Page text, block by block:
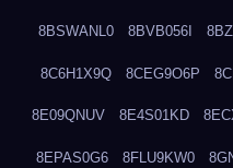
8BSWANL0 8BVB056I
8C6H1X9Q 8CEG9O6P
8E09QNUV 8E4S01KD
8EPAS0G6 8FLU9KW0